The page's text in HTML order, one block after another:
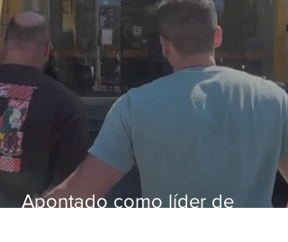
Apontado como líder de